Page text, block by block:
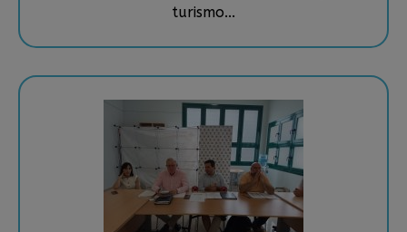
turismo...